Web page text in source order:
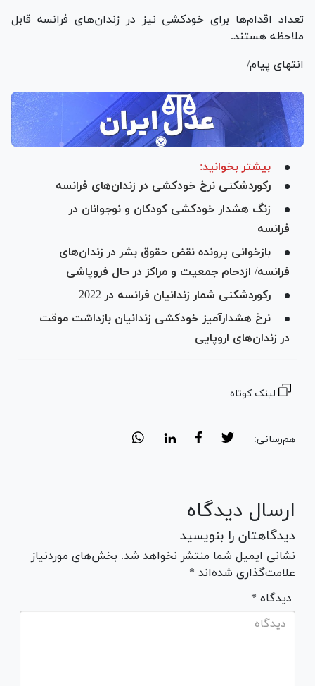
تعداد اقدام‌ها برای خودکشی نیز در زندان‌های فرانسه قابل
ملاحظه هستند.
انتهای پیام/
بیشتر بخوانید:
رکوردشکنی نرخ خودکشی در زندان‌های فرانسه
زنگ هشدار خودکشی کودکان و نوجوانان در
فرانسه
بازخوانی پرونده نقض حقوق بشر در زندان‌های
فرانسه/ ازدحام جمعیت و مراکز در حال فروپاشی
رکوردشکنی شمار زندانیان فرانسه در 2022
نرخ هشدارآمیز خودکشی زندانیان بازداشت موقت
در زندان‌های اروپایی
لینک کوتاه
هم‌رسانی:
ارسال دیدگاه
دیدگاهتان را بنویسید
نشانی ایمیل شما منتشر نخواهد شد. بخش‌های موردنیاز
علامت‌گذاری شده‌اند *
* دیدگاه